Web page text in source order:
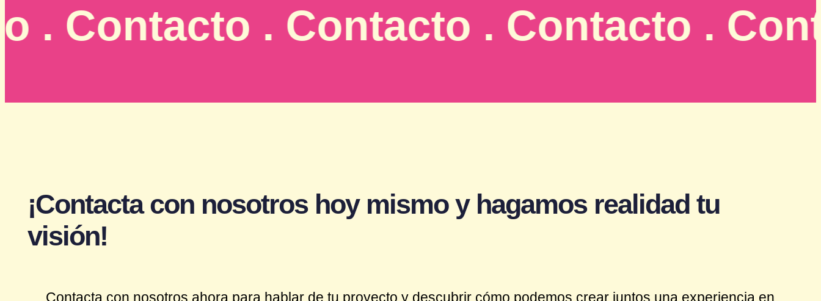
. Contacto . Contacto .
¡Contacta con nosotros hoy mismo y hagamos realidad tu
visión!
Contacta con nosotros ahora para hablar de tu proyecto y descubrir cómo podemos crear juntos una experiencia en